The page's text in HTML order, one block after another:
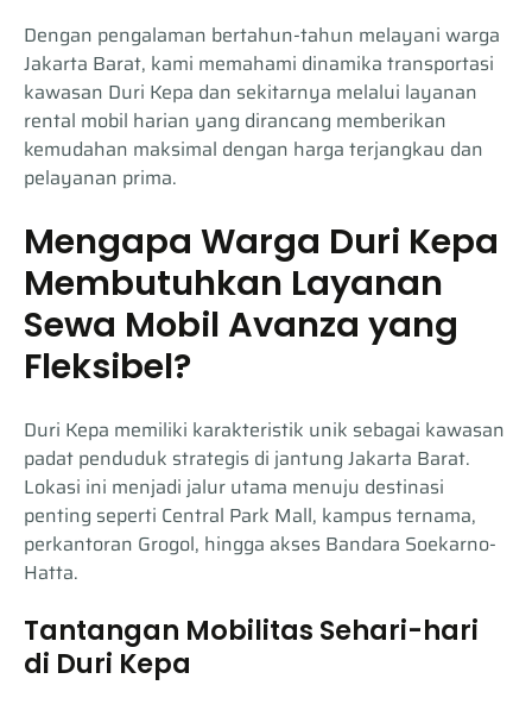
Dengan pengalaman bertahun-tahun melayani warga
Jakarta Barat, kami memahami dinamika transportasi
kawasan Duri Kepa dan sekitarnya melalui layanan
rental mobil harian yang dirancang memberikan
kemudahan maksimal dengan harga terjangkau dan
pelayanan prima.
Mengapa Warga Duri Kepa
Membutuhkan Layanan
Sewa Mobil Avanza yang
Fleksibel?
Duri Kepa memiliki karakteristik unik sebagai kawasan
padat penduduk strategis di jantung Jakarta Barat.
Lokasi ini menjadi jalur utama menuju destinasi
penting seperti Central Park Mall, kampus ternama,
perkantoran Grogol, hingga akses Bandara Soekarno-
Hatta.
Tantangan Mobilitas Sehari-hari
di Duri Kepa